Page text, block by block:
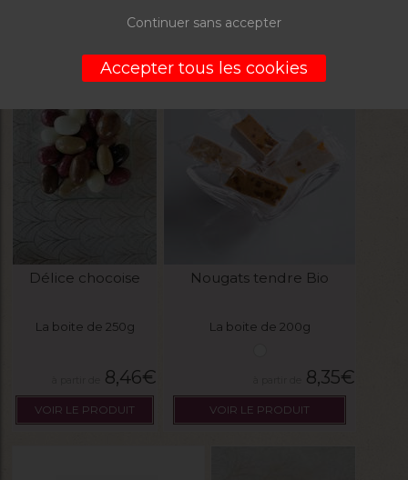
Délice chocoise
La boite de 250g
8,46€
VOIR LE PRODUIT
Nougats tendre Bio
La boite de 200g
8,35€
VOIR LE PRODUIT
Continuer sans accepter
Accepter tous les cookies